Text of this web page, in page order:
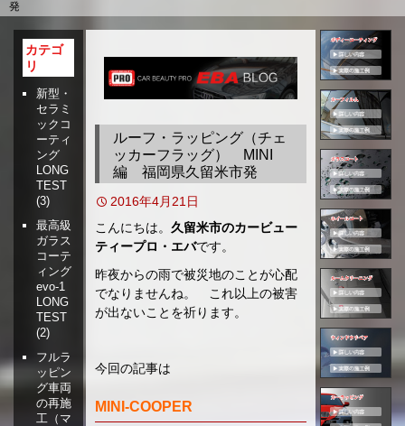
テ発
ルーフ・ラッピング（チェ
ッカーフラッグ） MINI
編 福岡県久留米市発
2016年4月21日
こんにちは。久留米市のカービュー
ティープロ・エバです。
昨夜からの雨で被災地のことが心配
でなりませんね。 これ以上の被害
が出ないことを祈ります。
今回の記事は
MINI‐COOPER
カテゴ
リ
新型・
セラミ
ックコ
ーティ
ング
LONG
TEST
(3)
最高級
ガラス
コーテ
ィング
evo-1
LONG
TEST
(2)
フルラ
ッピン
グ車両
の再施
工（マ